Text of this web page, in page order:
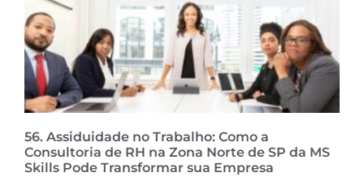
56. Assiduidade no Trabalho: Como a
Consultoria de RH na Zona Norte de SP da MS
Skills Pode Transformar sua Empresa